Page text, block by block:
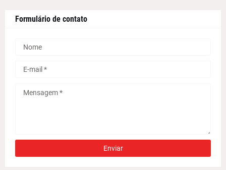
Formulário de contato